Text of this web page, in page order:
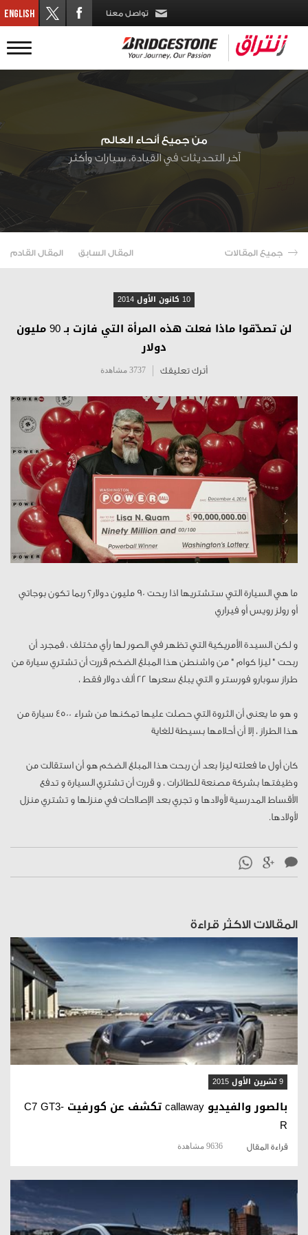
تواصل معنا
من جميع أنحاء العالم
آخر التحديثات في القيادة، سيارات وأكثر
جميع المقالات المقال السابق المقال القادم
10 كانون الأول 2014
لن تصدّقوا ماذا فعلت هذه المرأة التي فازت بـ 90 مليون
دولار
أترك تعليقك 3737 مشاهدة
ما هي السيارة التي ستشتريها اذا ربحت 90 مليون دولار؟ ربما تكون بوجاتي
أو رولز رويس أو فيراري
و لكن السيدة الأمريكية التي تظهر في الصور لها رأي مختلف ، فمجرد أن
ربحت " ليزا كوام " من واشنطن هذا المبلغ الضخم قررت أن تشتري سيارة من
طراز سوبارو فورستر و التي يبلغ سعرها 22 ألف دولار فقط ،
و هو ما يعنى أن الثروة التي حصلت عليها تمكنها من شراء 4500 سيارة من
هذا الطراز ، إلا أن أحلامها بسيطة للغاية
كان أول ما فعلته ليزا بعد أن ربحت هذا المبلغ الضخم هو أن استقالت من
وظيفتها بشركة مصنعة للطائرات ، و قررت أن تشتري السيارة و تدفع
الأقساط المدرسية لأولادها و تجري بعد الإصلاحات في منزلها و تشتري منزل
لأولادها.
المقالات الاكثر قراءة
قراءة المقال
9 تشرين الأول 2015
بالصور والفيديو callaway تكشف عن كورفيت C7 GT3-
R
قراءة المقال 9636 مشاهدة